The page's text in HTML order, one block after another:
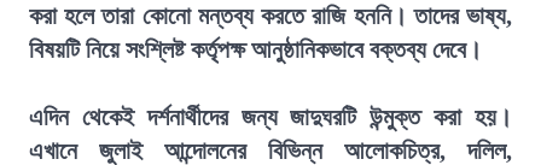
করা হলে তারা কোনো মন্তব্য করতে রাজি হননি। তাদের ভাষ্য,
বিষয়টি নিয়ে সংশ্লিষ্ট কর্তৃপক্ষ আনুষ্ঠানিকভাবে বক্তব্য দেবে।
এদিন থেকেই দর্শনার্থীদের জন্য জাদুঘরটি উন্মুক্ত করা হয়।
এখানে জুলাই আন্দোলনের বিভিন্ন আলোকচিত্র, দলিল,